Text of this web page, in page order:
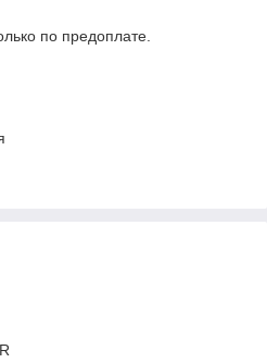
по предоплате.